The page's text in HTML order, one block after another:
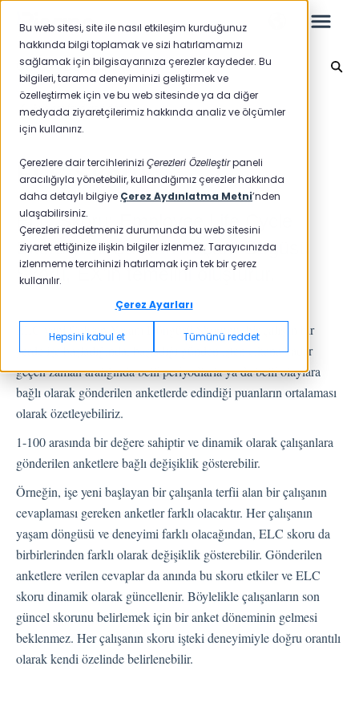
Bu web sitesi, site ile nasıl etkileşim kurduğunuz
hakkında bilgi toplamak ve sizi hatırlamamızı
sağlamak için bilgisayarınıza çerezler kaydeder. Bu
bilgileri, tarama deneyiminizi geliştirmek ve
özelleştirmek için ve bu web sitesinde ya da diğer
medyada ziyaretçilerimiz hakkında analiz ve ölçümler
için kullanırız.
Çerezlere dair tercihlerinizi Çerezleri Özelleştirpaneli
aracılığıyla yönetebilir, kullandığımız çerezler hakkında
daha detaylı bilgiye Çerez Aydınlatma Metni’nden
ulaşabilirsiniz.
Çerezleri reddetmeniz durumunda bu web sitesini
ziyaret ettiğinize ilişkin bilgiler izlenmez. Tarayıcınızda
izlenmeme tercihinizi hatırlamak için tek bir çerez
kullanılır.
Çerez Ayarları
Hepsini kabul et Tümünü reddet
Çalışan Deneyimi (EX)
Leo
Yeni Başlayanlar İçin
Raporlar
NPS
CSAT
Raporlama 2024
Geri Bildirimler
Geri Bildirim
Müşteri Yanıtlama
Geri Bildirimlerle İlgili Sorular
Dışarı Aktar
Atama
Akışlar
Soru Türleri
Soru Tipleri S.S.S
Ana sayfaya geri dön
ELC Skoru
ELC Skoru: Employee Life Cycle
Skoru yani Çalışan Yaşam Dögüsü
Skoru, EX'in temelini oluşturur.
ELC yani Çalışan Yaşam Döngüsü Skorunu, bir çalışan bir
yerde işe başladığında, başladığı günden işten çıkana kadar
geçen zaman aralığında belli periyodlarla ya da belli olaylara
bağlı olarak gönderilen anketlerde edindiği puanların ortalaması
olarak özetleyebiliriz.
1-100 arasında bir değere sahiptir ve dinamik olarak çalışanlara
gönderilen anketlere bağlı değişiklik gösterebilir.
Örneğin, işe yeni başlayan bir çalışanla terfii alan bir çalışanın
cevaplaması gereken anketler farklı olacaktır. Her çalışanın
yaşam döngüsü ve deneyimi farklı olacağından, ELC skoru da
birbirlerinden farklı olarak değişiklik gösterebilir. Gönderilen
anketlere verilen cevaplar da anında bu skoru etkiler ve ELC
skoru dinamik olarak güncellenir. Böylelikle çalışanların son
güncel skorunu belirlemek için bir anket döneminin gelmesi
beklenmez. Her çalışanın skoru işteki deneyimiyle doğru orantılı
olarak kendi özelinde belirlenebilir.